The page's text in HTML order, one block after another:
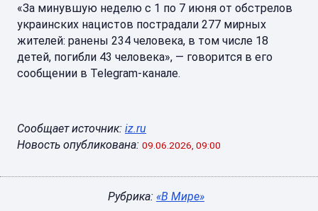
«За минувшую неделю с 1 по 7 июня от обстрелов
украинских нацистов пострадали 277 мирных
жителей: ранены 234 человека, в том числе 18
детей, погибли 43 человека», — говорится в его
сообщении в Telegram-канале.
Сообщает источник: iz.ru
Новость опубликована: 09.06.2026, 09:00
Рубрика: «В Мире»